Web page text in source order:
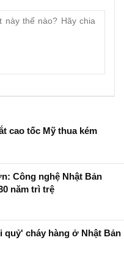
cao tốc Mỹ thua kém
Công nghệ Nhật Bản
năm trì trệ
quỷ' cháy hàng ở Nhật Bản